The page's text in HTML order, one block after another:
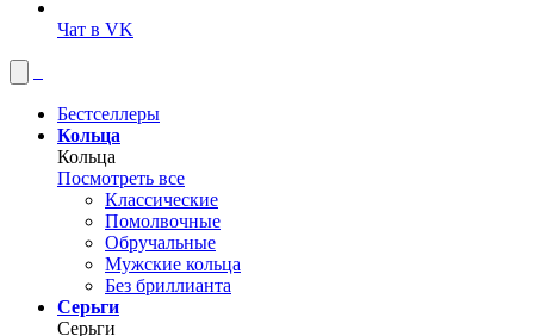
Чат в VK
Бестселлеры
Кольца
Кольца
Посмотреть все
Классические
Помолвочные
Обручальные
Мужские кольца
Без бриллианта
Серьги
Серьги